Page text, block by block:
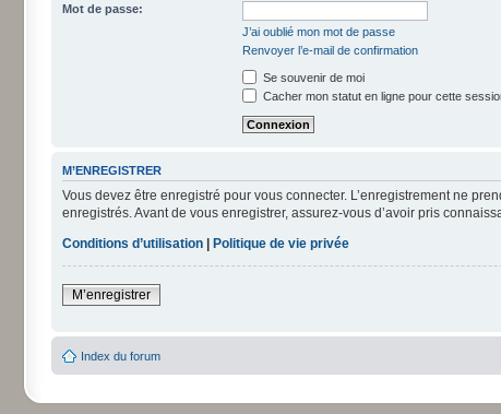
Mot de passe:
J’ai oublié mon mot de passe
Renvoyer l’e-mail de confirmation
Se souvenir de moi
Cacher mon statut en ligne pour cette
M’ENREGISTRER
Vous devez être enregistré pour vous connecter. L’enregistrement ne
enregistrés. Avant de vous enregistrer, assurez-vous d’avoir pris
Conditions d’utilisation
Politique de vie privée
M’enregistrer
Index du forum